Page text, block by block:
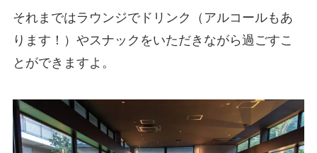
それまではラウンジでドリンク（アルコールもあ
ります！）やスナックをいただきながら過ごすこ
とができますよ。